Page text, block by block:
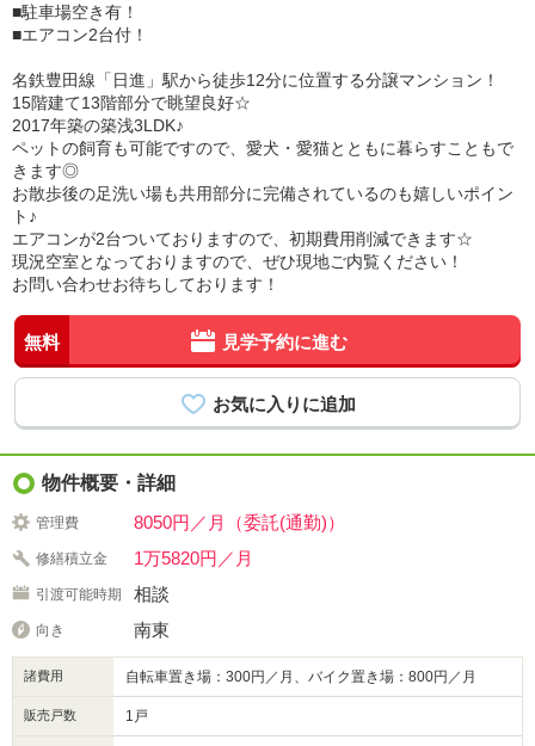
■駐車場空き有！
■エアコン2台付！
名鉄豊田線「日進」駅から徒歩12分に位置する分譲マンション！
15階建て13階部分で眺望良好☆
2017年築の築浅3LDK♪
ペットの飼育も可能ですので、愛犬・愛猫とともに暮らすこともで
きます◎
お散歩後の足洗い場も共用部分に完備されているのも嬉しいポイン
ト♪
エアコンが2台ついておりますので、初期費用削減できます☆
現況空室となっておりますので、ぜひ現地ご内覧ください！
お問い合わせお待ちしております！
無料 見学予約に進む
物件概要・詳細
管理費 8050円／月（委託(通勤)）
修繕積立金 1万5820円／月
引渡可能時期 相談
向き 南東
諸費用 自転車置き場：300円／月、バイク置き場：800円／月
販売戸数 1戸